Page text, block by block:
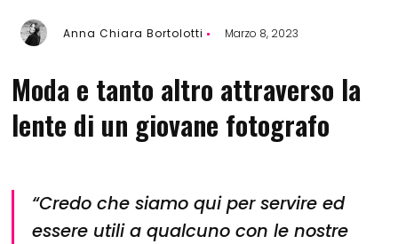
Anna Chiara Bortolotti Marzo 8, 2023
Moda e tanto altro attraverso la
lente di un giovane fotografo
“Credo che siamo qui per servire ed
essere utili a qualcuno con le nostre